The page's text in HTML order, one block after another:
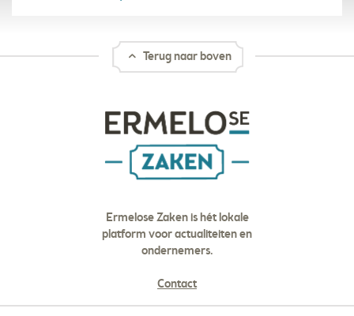
Terug naar boven
Ermelose Zaken is hét lokale
platform voor actualiteiten en
ondernemers.
Contact